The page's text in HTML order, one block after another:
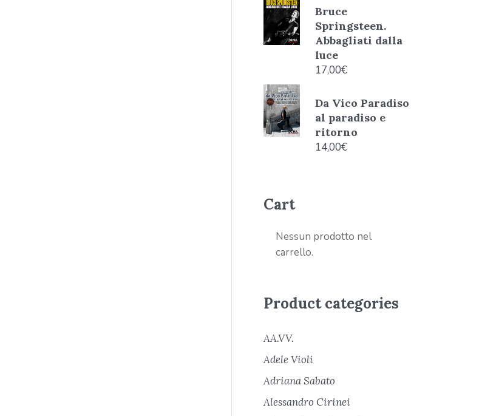
Bruce
Springsteen.
Abbagliati dalla
luce
17,00€
Da Vico Paradiso
al paradiso e
ritorno
14,00€
Cart
Nessun prodotto nel
carrello.
Product categories
AA.VV.
Adele Violi
Adriana Sabato
Alessandro Cirinei